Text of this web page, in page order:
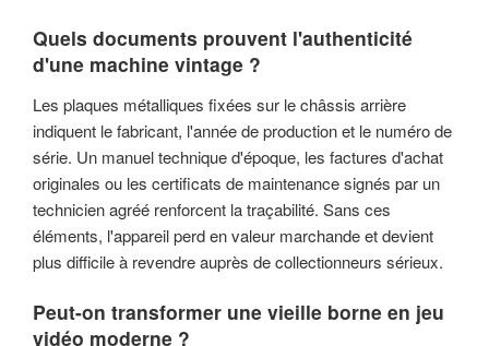
Quels documents prouvent l'authenticité
d'une machine vintage ?
Les plaques métalliques fixées sur le châssis arrière
indiquent le fabricant, l'année de production et le numéro de
série. Un manuel technique d'époque, les factures d'achat
originales ou les certificats de maintenance signés par un
technicien agréé renforcent la traçabilité. Sans ces
éléments, l'appareil perd en valeur marchande et devient
plus difficile à revendre auprès de collectionneurs sérieux.
Peut-on transformer une vieille borne en jeu
vidéo moderne ?